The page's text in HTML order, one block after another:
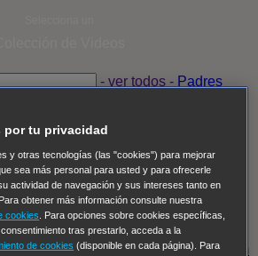
- ver todos - Padres
Despedida Salvaje
ojo del FBI Pan Am Dawson crece
The Blacklist Cinco en familia
Diez libras y un sueño Mr Loverman
III NUEVE CUERPOS Los últimos
infinita Sing Street Cobra Kai
Tom
por tu privacidad
y otras tecnologías (las "cookies") para mejorar
sea más personal para usted y para ofrecerle
actividad de navegación y sus intereses tanto en
obtener más información consulte nuestra
cookies
. Para opciones sobre cookies específicas,
tras prestarlo, acceda a la
de cookies (disponible en cada página). Para